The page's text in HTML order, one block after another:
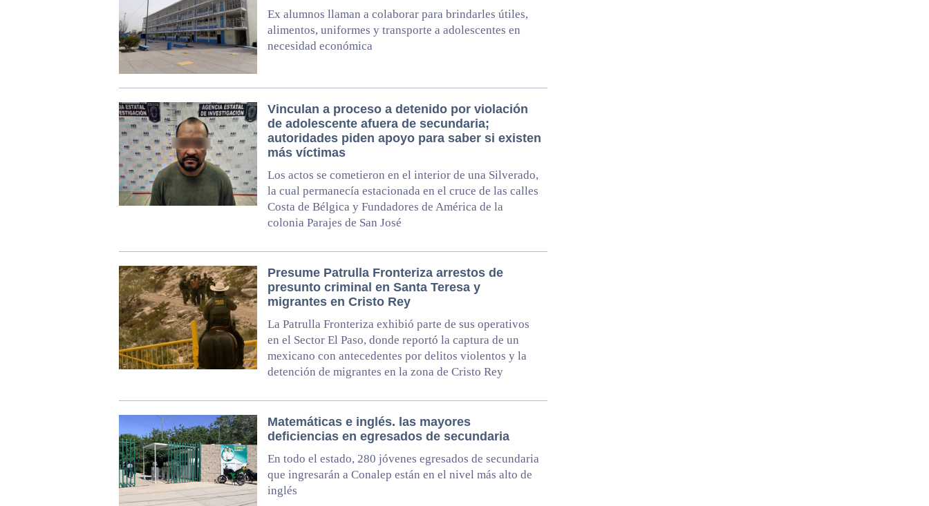
Ex alumnos llaman a colaborar para brindarles útiles,
alimentos, uniformes y transporte a adolescentes en
necesidad económica
Vinculan a proceso a detenido por violación
de adolescente afuera de secundaria;
autoridades piden apoyo para saber si existen
más víctimas
Los actos se cometieron en el interior de una Silverado,
la cual permanecía estacionada en el cruce de las calles
Costa de Bélgica y Fundadores de América de la
colonia Parajes de San José
Presume Patrulla Fronteriza arrestos de
presunto criminal en Santa Teresa y
migrantes en Cristo Rey
La Patrulla Fronteriza exhibió parte de sus operativos
en el Sector El Paso, donde reportó la captura de un
mexicano con antecedentes por delitos violentos y la
detención de migrantes en la zona de Cristo Rey
Matemáticas e inglés. las mayores
deficiencias en egresados de secundaria
En todo el estado, 280 jóvenes egresados de secundaria
que ingresarán a Conalep están en el nivel más alto de
inglés